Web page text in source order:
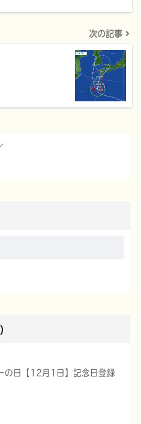
次の記事
の日【12月1日】記念日登録